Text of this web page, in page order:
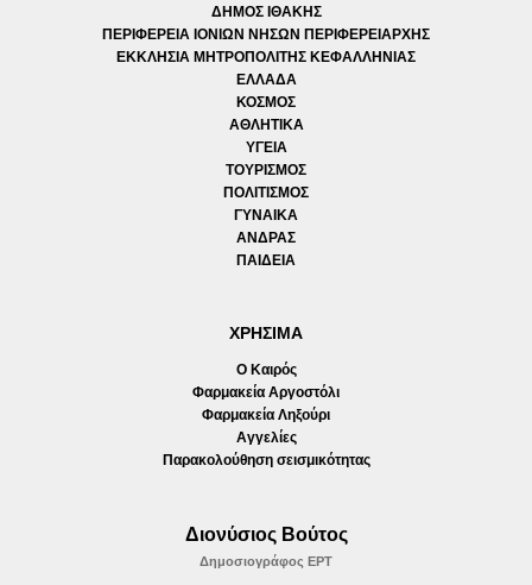
ΔΗΜΟΣ ΙΘΑΚΗΣ
ΠΕΡΙΦΕΡΕΙΑ ΙΟΝΙΩΝ ΝΗΣΩΝ ΠΕΡΙΦΕΡΕΙΑΡΧΗΣ
ΕΚΚΛΗΣΙΑ ΜΗΤΡΟΠΟΛΙΤΗΣ ΚΕΦΑΛΛΗΝΙΑΣ
ΕΛΛΑΔΑ
ΚΟΣΜΟΣ
ΑΘΛΗΤΙΚΑ
ΥΓΕΙΑ
ΤΟΥΡΙΣΜΟΣ
ΠΟΛΙΤΙΣΜΟΣ
ΓΥΝΑΙΚΑ
ΑΝΔΡΑΣ
ΠΑΙΔΕΙΑ
ΧΡΗΣΙΜΑ
Ο Καιρός
Φαρμακεία Αργοστόλι
Φαρμακεία Ληξούρι
Αγγελίες
Παρακολούθηση σεισμικότητας
Διονύσιος Βούτος
Δημοσιογράφος ΕΡΤ